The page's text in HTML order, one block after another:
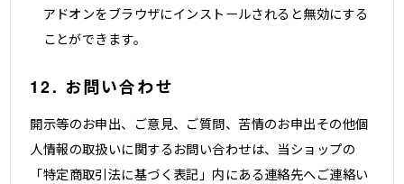
アドオンをブラウザにインストールされると無効にする
ことができます。
12. お問い合わせ
開示等のお申出、ご意見、ご質問、苦情のお申出その他個
人情報の取扱いに関するお問い合わせは、当ショップの
「特定商取引法に基づく表記」内にある連絡先へご連絡い